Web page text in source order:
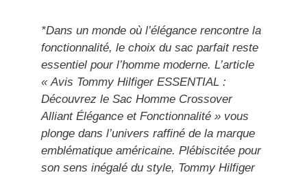
*Dans un monde où l’élégance rencontre la
fonctionnalité, le choix du sac parfait reste
essentiel pour l’homme moderne. L’article
« Avis Tommy Hilfiger ESSENTIAL :
Découvrez le Sac Homme Crossover
Alliant Élégance et Fonctionnalité » vous
plonge dans l’univers raffiné de la marque
emblématique américaine. Plébiscitée pour
son sens inégalé du style, Tommy Hilfiger